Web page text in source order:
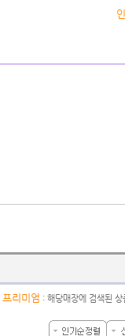
프리미엄 : 해당매장에 검색된 상